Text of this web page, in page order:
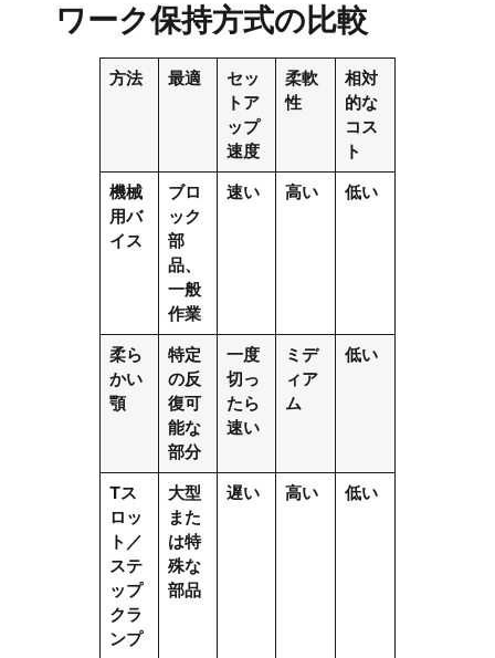
ワーク保持方式の比較
方法 最適
セッ
トア
ップ
速度
柔軟
性
相対
的な
コス
ト
機械
用バ
イス
ブロ
ック
部
品、
一般
作業
速い 高い 低い
柔ら
かい
顎
特定
の反
復可
能な
部分
一度
切っ
たら
速い
ミデ
ィア
ム
低い
Tス
ロッ
ト／
ステ
ップ
クラ
ンプ
大型
また
は特
殊な
部品
遅い 高い 低い